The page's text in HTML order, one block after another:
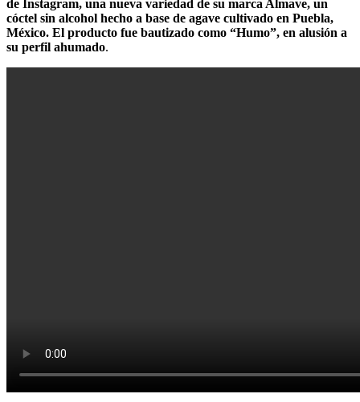
de Instagram, una nueva variedad de su marca Almave, un
cóctel sin alcohol hecho a base de agave cultivado en Puebla,
México. El producto fue bautizado como “Humo”, en alusión a
su perfil ahumado.